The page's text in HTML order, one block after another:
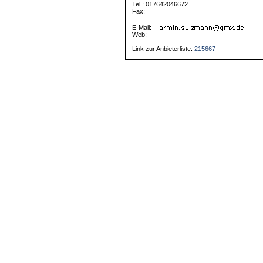
Tel.: 017642046672
Fax:
E-Mail:
Web:
Link zur Anbieterliste:215667